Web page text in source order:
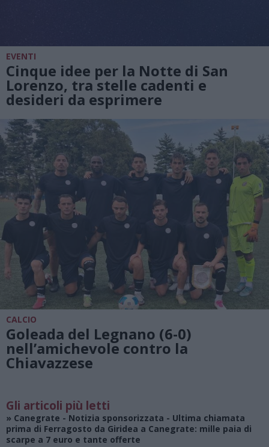
EVENTI
Cinque idee per la Notte di San
Lorenzo, tra stelle cadenti e
desideri da esprimere
CALCIO
Goleada del Legnano (6-0)
nell’amichevole contro la
Chiavazzese
Gli articoli più letti
» Canegrate - Notizia sponsorizzata - Ultima chiamata
prima di Ferragosto da Giridea a Canegrate: mille paia di
scarpe a 7 euro e tante offerte